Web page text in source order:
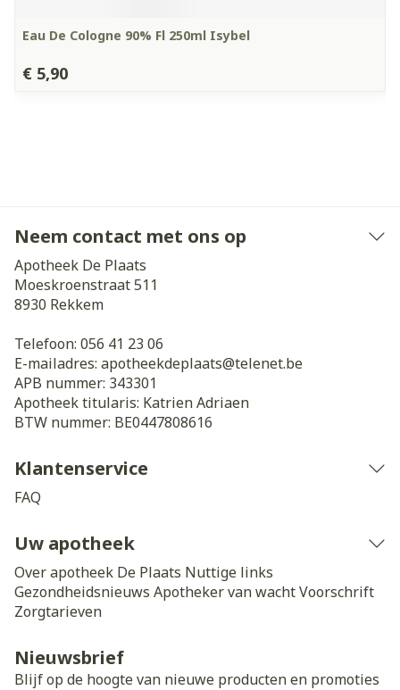
Eau De Cologne 90% Fl 250ml Isybel
€ 5,90
Neem contact met ons op
Apotheek De Plaats
Moeskroenstraat 511
8930 Rekkem
Telefoon: 056 41 23 06
E-mailadres: apotheekdeplaats@telenet.be
APB nummer: 343301
Apotheek titularis: Katrien Adriaen
BTW nummer: BE0447808616
Klantenservice
FAQ
Uw apotheek
Over apotheek De Plaats Nuttige links
Gezondheidsnieuws Apotheker van wachtVoorschrift
Zorgtarieven
Nieuwsbrief
Blijf op de hoogte van nieuwe producten en promoties